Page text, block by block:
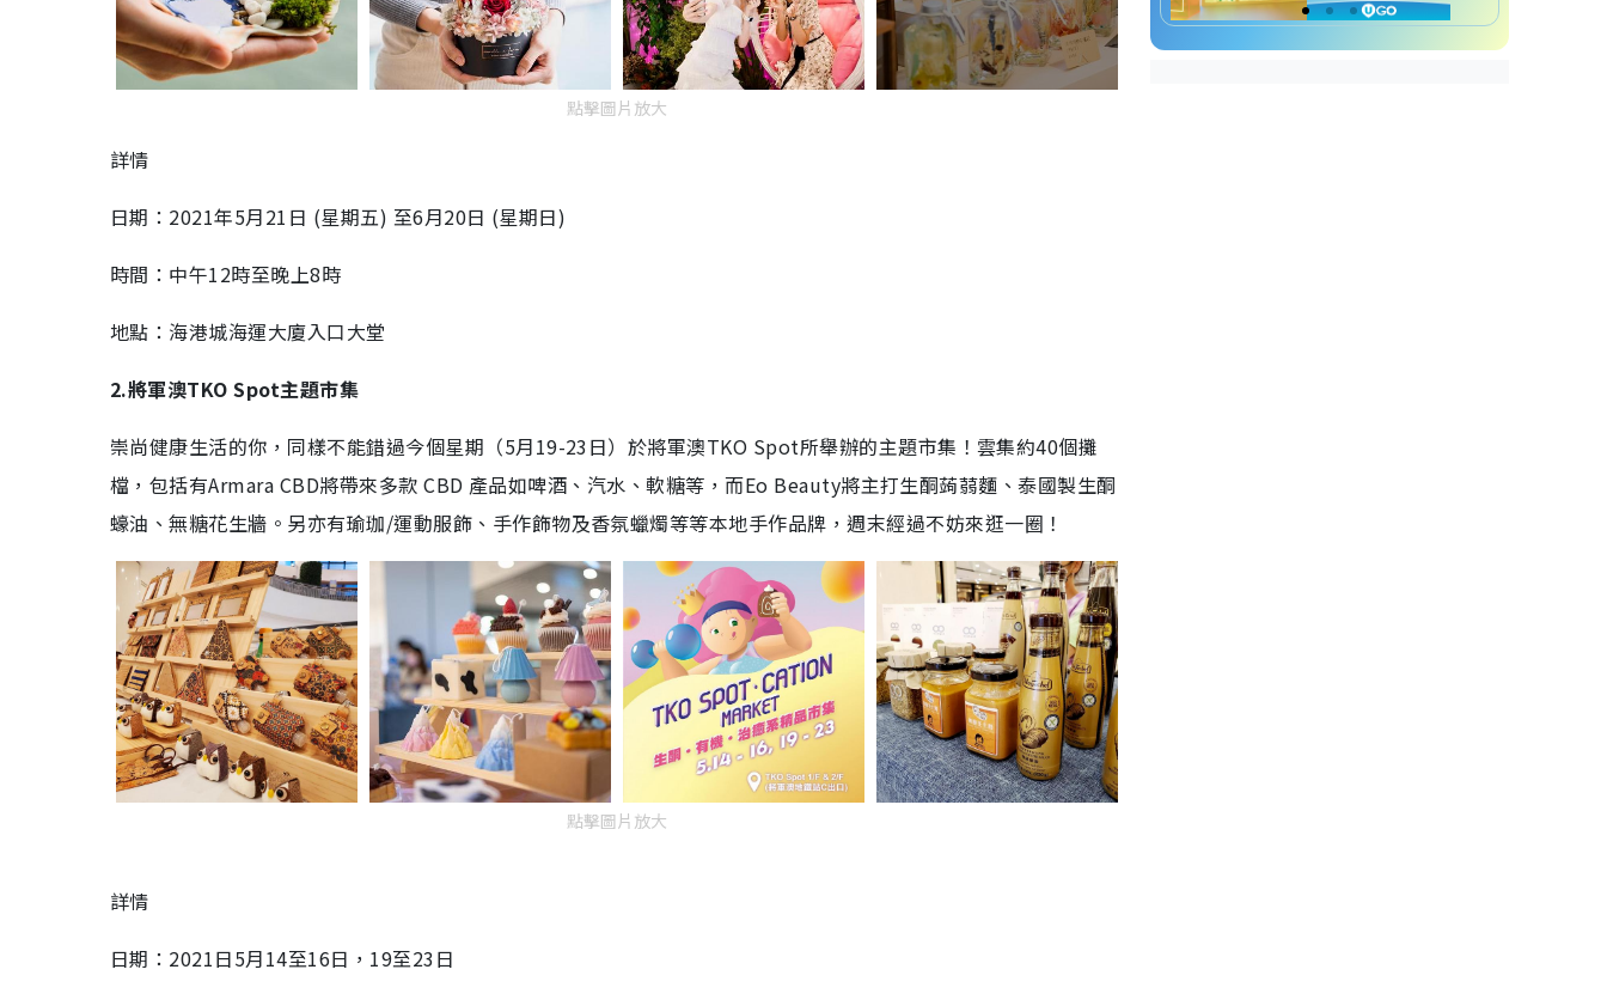
點擊圖片放大
詳情
日期：2021年5月21日 (星期五) 至6月20日 (星期日)
時間：中午12時至晚上8時
地點：海港城海運大廈入口大堂
2.將軍澳TKO Spot主題市集
崇尚健康生活的你，同樣不能錯過今個星期（5月19-23日）於將軍澳TKO Spot所舉辦的主題市集！雲集約40個攤
檔，包括有Armara CBD將帶來多款 CBD 產品如啤酒、汽水、軟糖等，而Eo Beauty將主打生酮蒟蒻麵、泰國製生酮
蠔油、無糖花生牆。另亦有瑜珈/運動服飾、手作飾物及香氛蠟燭等等本地手作品牌，週末經過不妨來逛一圈！
點擊圖片放大
詳情
日期：2021日5月14至16日，19至23日